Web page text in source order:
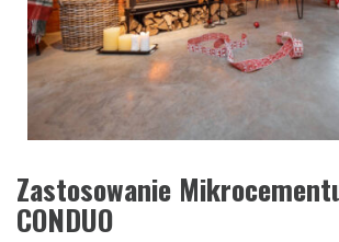
Zastosowanie
CONDUO